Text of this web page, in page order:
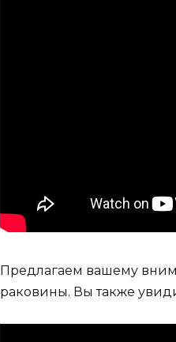
Предлагаем вашему
раковины. Вы также